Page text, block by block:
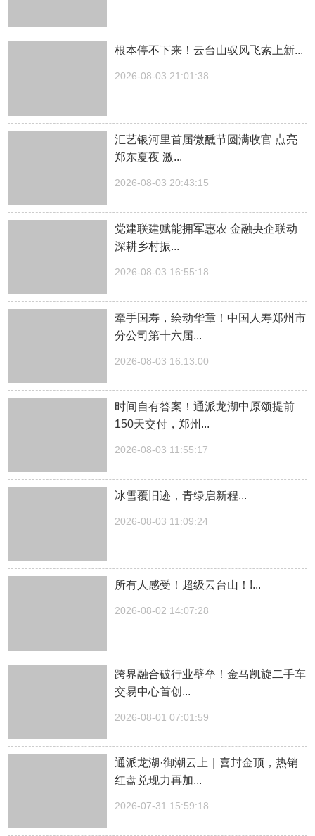
根本停不下来！云台山驭风飞索上新...
2026-08-03 21:01:38
汇艺银河里首届微醺节圆满收官 点亮
郑东夏夜 激...
2026-08-03 20:43:15
党建联建赋能拥军惠农 金融央企联动
深耕乡村振...
2026-08-03 16:55:18
牵手国寿，绘动华章！中国人寿郑州市
分公司第十六届...
2026-08-03 16:13:00
时间自有答案！通派龙湖中原颂提前
150天交付，郑州...
2026-08-03 11:55:17
冰雪覆旧迹，青绿启新程...
2026-08-03 11:09:24
所有人感受！超级云台山！!...
2026-08-02 14:07:28
跨界融合破行业壁垒！金马凯旋二手车
交易中心首创...
2026-08-01 07:01:59
通派龙湖·御潮云上｜喜封金顶，热销
红盘兑现力再加...
2026-07-31 15:59:18